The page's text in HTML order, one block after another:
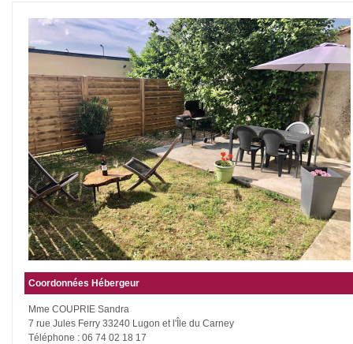
Coordonnées Hébergeur
Mme COUPRIE Sandra
7 rue Jules Ferry 33240 Lugon et l'Île du Carney
Téléphone : 06 74 02 18 17